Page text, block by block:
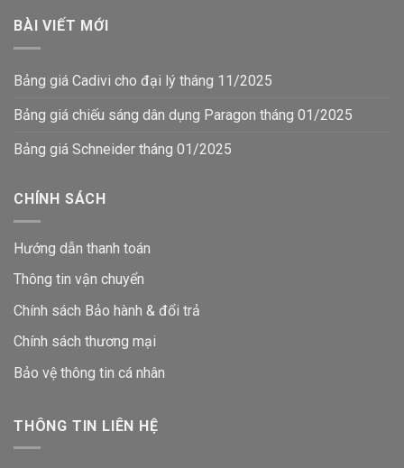
BÀI VIẾT MỚI
Bảng giá Cadivi cho đại lý tháng 11/2025
Bảng giá chiếu sáng dân dụng Paragon tháng 01/2025
Bảng giá Schneider tháng 01/2025
CHÍNH SÁCH
Hướng dẫn thanh toán
Thông tin vận chuyển
Chính sách Bảo hành & đổi trả
Chính sách thương mại
Bảo vệ thông tin cá nhân
THÔNG TIN LIÊN HỆ